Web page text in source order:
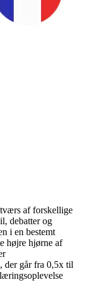
af forskellige
debatter og
i en bestemt
højre hjørne af
der går fra 0,5x til